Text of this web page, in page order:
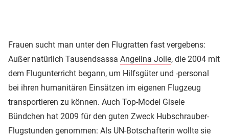
Frauen sucht man unter den Flugratten fast vergebens:
Außer natürlich Tausendsassa Angelina Jolie, die 2004 mit
dem Flugunterricht begann, um Hilfsgüter und -personal
bei ihren humanitären Einsätzen im eigenen Flugzeug
transportieren zu können. Auch Top-Model Gisele
Bündchen hat 2009 für den guten Zweck Hubschrauber-
Flugstunden genommen: Als UN-Botschafterin wollte sie